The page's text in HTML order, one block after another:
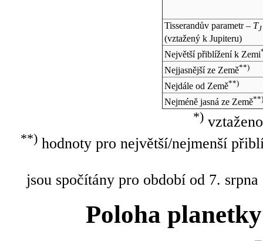
Tisserandův parametr – TJ
(vztažený k Jupiteru)
Největší přiblížení k Zemi
Nejjasnější ze Země**)
Nejdále od Země**)
Nejméně jasná ze Země**)
*)
**)hodnoty pro největší/nejmenší
jsou spočítány pro období od 7.
Poloha